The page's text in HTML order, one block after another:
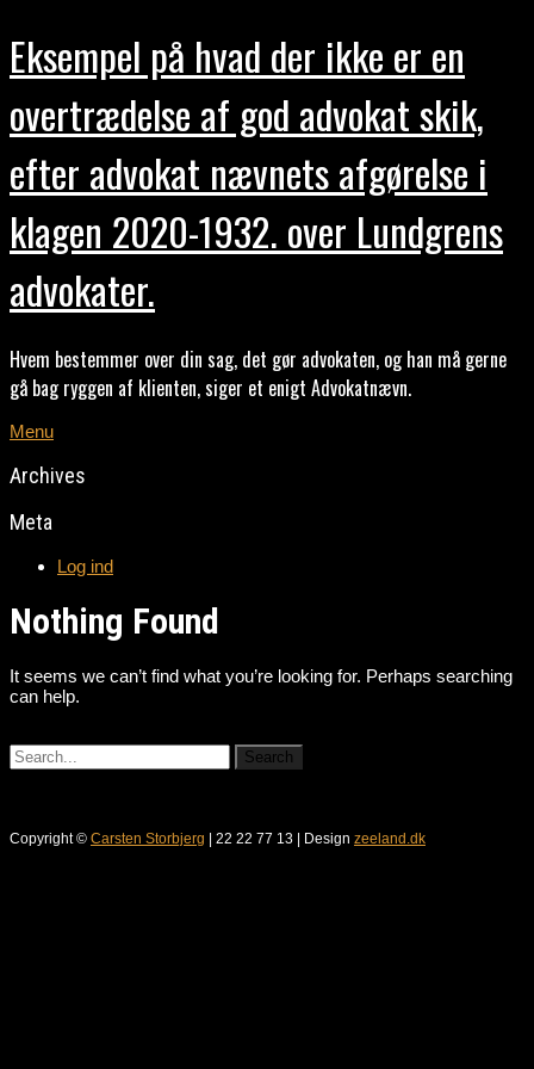
Eksempel på hvad der ikke er en
overtrædelse af god advokat skik,
efter advokat nævnets afgørelse i
klagen 2020-1932. over Lundgrens
advokater.
Hvem bestemmer over din sag, det gør advokaten, og han må gerne
gå bag ryggen af klienten, siger et enigt Advokatnævn.
Menu
Archives
Meta
Log ind
Nothing Found
It seems we can’t find what you’re looking for. Perhaps searching
can help.
Copyright © Carsten Storbjerg | 22 22 77 13 | Design zeeland.dk